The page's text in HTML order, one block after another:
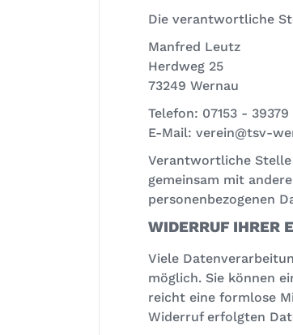
Die verantwortliche
Manfred Leutz
Herdweg 25
73249 Wernau
Telefon: 07153 - 39379
E-Mail: verein@tsv-
Verantwortliche
gemeinsam mit
personenbezogenen
WIDERRUF IHRER
Viele
möglich. Sie können
reicht eine formlose
Widerruf erfolgten